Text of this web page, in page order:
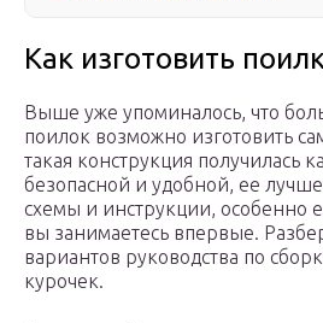
Как изготовить
Выше уже упоминалось, что
поилок возможно изготовить
такая конструкция получилась
безопасной и удобной, ее
схемы и инструкции, особенно
вы занимаетесь впервые.
вариантов руководства по
курочек.